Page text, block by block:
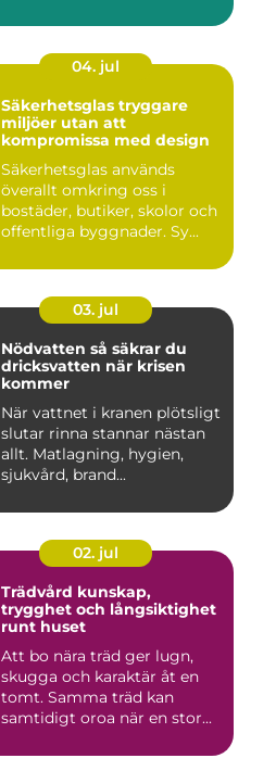
04. jul
Säkerhetsglas tryggare
miljöer utan att
kompromissa med design
Säkerhetsglas används
överallt omkring oss i
bostäder, butiker, skolor och
offentliga byggnader. Sy...
03. jul
Nödvatten så säkrar du
dricksvatten när krisen
kommer
När vattnet i kranen plötsligt
slutar rinna stannar nästan
allt. Matlagning, hygien,
sjukvård, brand...
02. jul
Trädvård kunskap,
trygghet och långsiktighet
runt huset
Att bo nära träd ger lugn,
skugga och karaktär åt en
tomt. Samma träd kan
samtidigt oroa när en stor...